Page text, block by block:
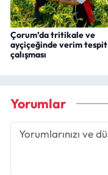
Çorum’da tritikale ve
ayçiçeğinde verim tespit
çalışması
Yorumlar